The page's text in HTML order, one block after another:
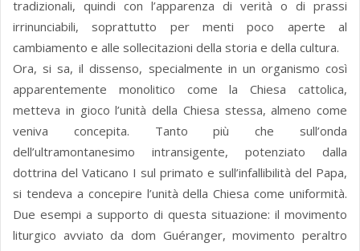
tradizionali, quindi con l’apparenza di verità o di prassi
irrinunciabili, soprattutto per menti poco aperte al
cambiamento e alle sollecitazioni della storia e della cultura.
Ora, si sa, il dissenso, specialmente in un organismo così
apparentemente monolitico come la Chiesa cattolica,
metteva in gioco l’unità della Chiesa stessa, almeno come
veniva concepita. Tanto più che sull’onda
dell’ultramontanesimo intransigente, potenziato dalla
dottrina del Vaticano I sul primato e sull’infallibilità del Papa,
si tendeva a concepire l’unità della Chiesa come uniformità.
Due esempi a supporto di questa situazione: il movimento
liturgico avviato da dom Guéranger, movimento peraltro